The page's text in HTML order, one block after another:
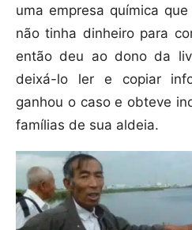
uma empresa química
não tinha dinheiro para
então deu ao dono da
deixá-lo ler e copiar
ganhou o caso e obteve
famílias de sua aldeia.